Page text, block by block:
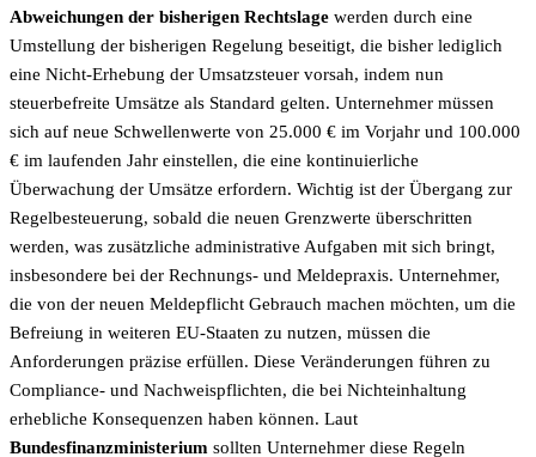
Abweichungen der bisherigen Rechtslage werden durch eine
Umstellung der bisherigen Regelung beseitigt, die bisher lediglich
eine Nicht-Erhebung der Umsatzsteuer vorsah, indem nun
steuerbefreite Umsätze als Standard gelten. Unternehmer müssen
sich auf neue Schwellenwerte von 25.000 € im Vorjahr und 100.000
€ im laufenden Jahr einstellen, die eine kontinuierliche
Überwachung der Umsätze erfordern. Wichtig ist der Übergang zur
Regelbesteuerung, sobald die neuen Grenzwerte überschritten
werden, was zusätzliche administrative Aufgaben mit sich bringt,
insbesondere bei der Rechnungs- und Meldepraxis. Unternehmer,
die von der neuen Meldepflicht Gebrauch machen möchten, um die
Befreiung in weiteren EU-Staaten zu nutzen, müssen die
Anforderungen präzise erfüllen. Diese Veränderungen führen zu
Compliance- und Nachweispflichten, die bei Nichteinhaltung
erhebliche Konsequenzen haben können. Laut
Bundesfinanzministerium sollten Unternehmer diese Regeln